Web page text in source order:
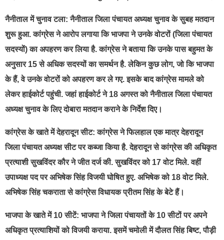
नैनीताल में चुनाव टला: नैनीताल जिला पंचायत अध्यक्ष चुनाव के सुबह मतदान
शुरू हुआ. कांग्रेस ने आरोप लगाया कि भाजपा ने उनके वोटरों (जिला पंचायत
सदस्यों) का अपहरण कर लिया है. कांग्रेस ने बताया कि उनके पास बहुमत के
अनुसार 15 से अधिक सदस्यों का समर्थन है. लेकिन कुछ लोग, जो कि भाजपा
के हैं, वे उनके वोटरों को अपहरण कर ले गए. इसके बाद कांग्रेस मामले को
लेकर हाईकोर्ट पहुंची. जहां हाईकोर्ट ने 18 अगस्त को नैनीताल जिला पंचायत
अध्यक्ष चुनाव के लिए दोबारा मतदान कराने के निर्देश दिए।
कांग्रेस के खाते में देहरादून सीट: कांग्रेस ने फिलहाल एक मात्र देहरादून
जिला पंचायत अध्यक्ष सीट पर कब्जा किया है. देहरादून से कांग्रेस की अधिकृत
प्रत्याशी सुखविंदर कौर ने जीत दर्ज की. सुखविंदर को 17 वोट मिले. वहीं
उपाध्यक्ष पद पर अभिषेक सिंह विजयी घोषित हुए. अभिषेक को 18 वोट मिले.
अभिषेक सिंह चकराता से कांग्रेस विधायक प्रीतम सिंह के बेटे हैं।
भाजपा के खाते में 10 सीटें: भाजपा ने जिला पंचायतों के 10 सीटों पर अपने
अधिकृत प्रत्याशियों को विजयी कराया. इसमें चमोली में दौलत सिंह बिष्ट, पौड़ी